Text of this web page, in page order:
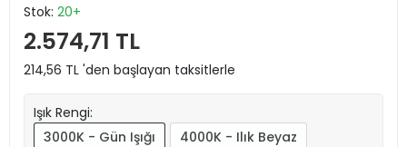
Stok: 20+
2.574,71 TL
214,56 TL 'den başlayan taksitlerle
Işık Rengi:
3000K - Gün Işığı
4000K - Ilık Beyaz